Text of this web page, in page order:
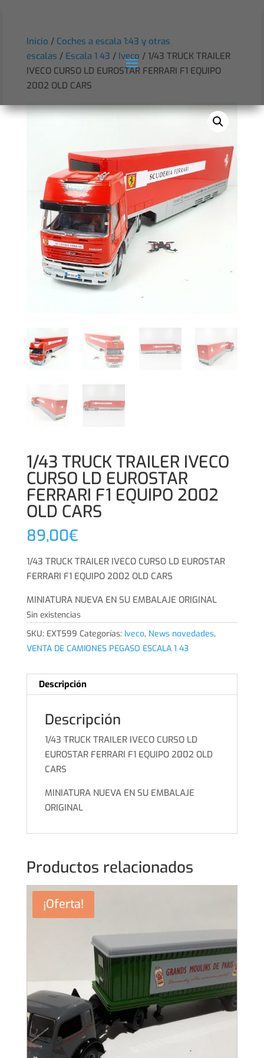
Inicio / Coches a escala 1:43 y otras
escalas / Escala 1 43 / Iveco / 1/43 TRUCK TRAILER
IVECO CURSO LD EUROSTAR FERRARI F1 EQUIPO
2002 OLD CARS
1/43 TRUCK TRAILER IVECO
CURSO LD EUROSTAR
FERRARI F1 EQUIPO 2002
OLD CARS
89,00€
1/43 TRUCK TRAILER IVECO CURSO LD EUROSTAR
FERRARI F1 EQUIPO 2002 OLD CARS
MINIATURA NUEVA EN SU EMBALAJE ORIGINAL
Sin existencias
SKU: EXT599 Categorías: Iveco, News novedades,
VENTA DE CAMIONES PEGASO ESCALA 1 43
Descripción
Descripción
1/43 TRUCK TRAILER IVECO CURSO LD
EUROSTAR FERRARI F1 EQUIPO 2002 OLD
CARS
MINIATURA NUEVA EN SU EMBALAJE
ORIGINAL
Productos relacionados
¡Oferta!